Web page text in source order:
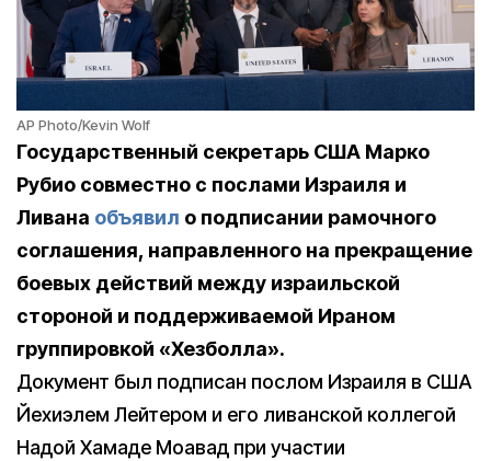
AP Photo/Kevin Wolf
Государственный секретарь США Марко
Рубио совместно с послами Израиля и
Ливана объявил о подписании рамочного
соглашения, направленного на прекращение
боевых действий между израильской
стороной и поддерживаемой Ираном
группировкой «Хезболла».
Документ был подписан послом Израиля в США
Йехиэлем Лейтером и его ливанской коллегой
Надой Хамаде Моавад при участии